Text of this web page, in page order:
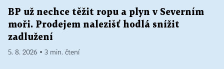
BP už nechce těžit ropu a plyn v Severním
moři. Prodejem nalezišť hodlá snížit
zadlužení
5. 8. 2026 ▪ 3 min. čtení